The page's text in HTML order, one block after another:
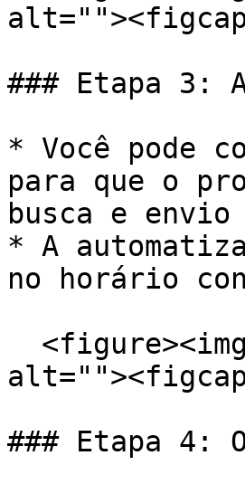
### Etapa 3:
* Você pode
para que o
busca e envio
* A
no horário
### Etapa 4: